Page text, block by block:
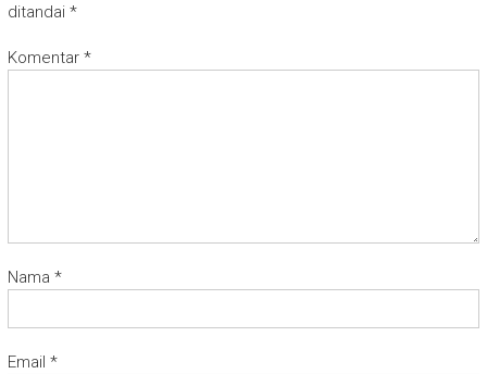
ditandai *
Komentar *
Nama *
Email *